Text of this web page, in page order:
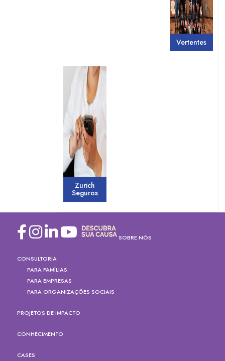
Vertentes
Zurich
Seguros
SOBRE NÓS
CONSULTORIA
PARA FAMÍLIAS
PARA EMPRESAS
PARA ORGANIZAÇÕES SOCIAIS
PROJETOS DE IMPACTO
CONHECIMENTO
CASES